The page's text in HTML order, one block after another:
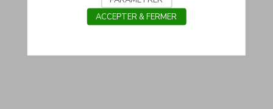
ACCEPTER & FERMER